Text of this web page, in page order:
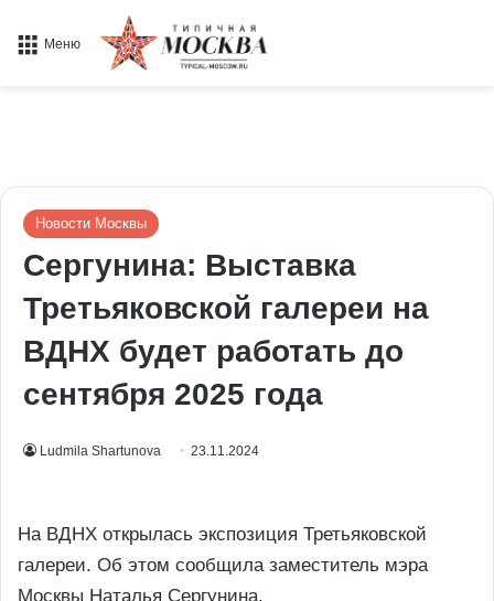
Меню
Новости Москвы
Сергунина: Выставка
Третьяковской галереи на
ВДНХ будет работать до
сентября 2025 года
Ludmila Shartunova 23.11.2024
На ВДНХ открылась экспозиция Третьяковской
галереи. Об этом сообщила заместитель мэра
Москвы Наталья Сергунина.